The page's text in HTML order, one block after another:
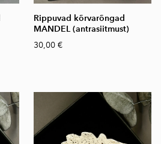
Rippuvad kõrvarõngad
MANDEL (antrasiitmust)
30,00 €